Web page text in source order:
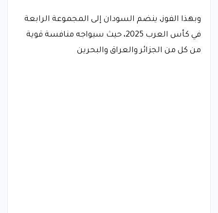
وبهذا الفوز، ينضم السودان إلى المجموعة الرابعة
في كأس العرب 2025، حيث سيواجه منافسة قوية
من كل من الجزائر والعراق والبحرين